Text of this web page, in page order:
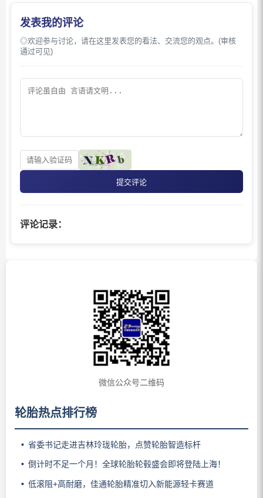
发表我的评论
◎欢迎参与讨论，请在这里发表您的看法、交流您的观点。(审核
通过可见)
提交评论
评论记录：
微信公众号二维码
轮胎热点排行榜
省委书记走进吉林玲珑轮胎，点赞轮胎智造标杆
倒计时不足一个月！全球轮胎轮毂盛会即将登陆上海！
低滚阻+高耐磨，佳通轮胎精准切入新能源轻卡赛道